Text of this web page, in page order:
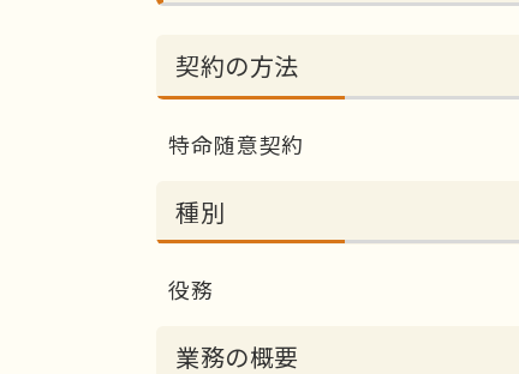
契約の方法
特命随意契約
種別
役務
業務の概要